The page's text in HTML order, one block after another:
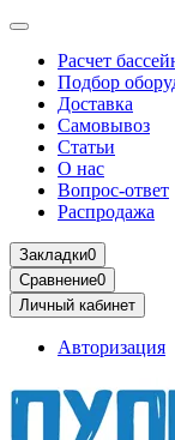
Расчет
Подбор
Доставка
Самовывоз
Статьи
О нас
Вопрос-ответ
Распродажа
Закладки0
Сравнение0
Личный кабинет
Авторизация